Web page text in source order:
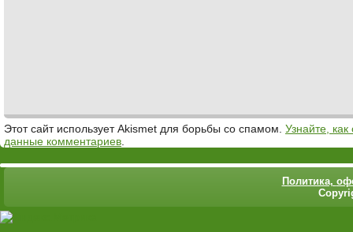
Этот сайт использует Akismet для борьбы со спамом. Узнайте,
данные комментариев
Политика,